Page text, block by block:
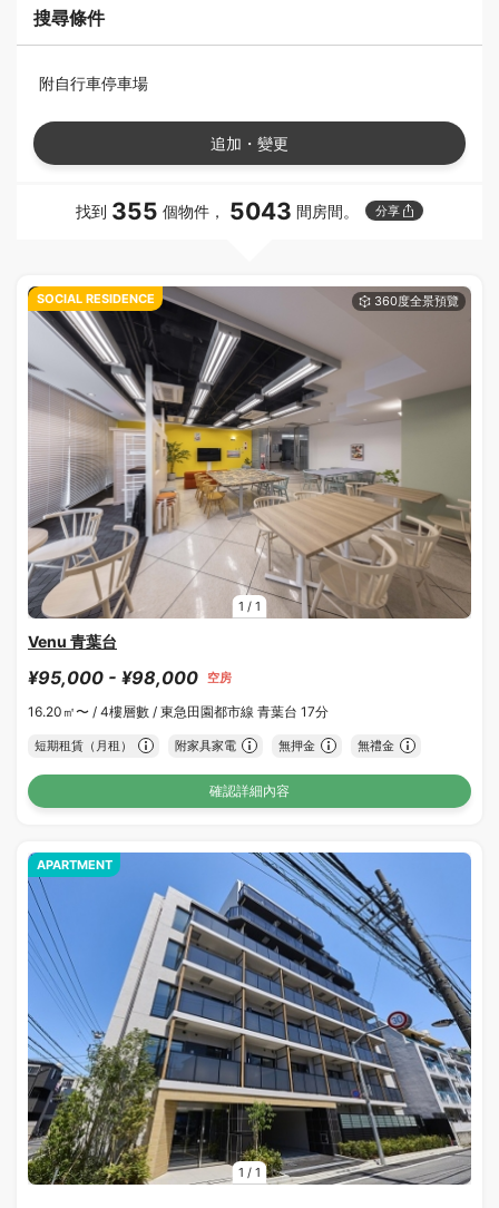
搜尋條件
附自行車停車場
追加・變更
找到 355 個物件， 5043 間房間。 分享
1 / 1
SOCIAL RESIDENCE
Venu 青葉台
¥95,000 - ¥98,000 空房
16.20㎡〜 / 4樓層數 / 東急田園都市線 青葉台 17分
短期租賃（月租） 附家具家電 無押金 無禮金
確認詳細內容
1 / 1
APARTMENT